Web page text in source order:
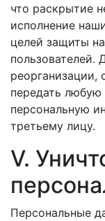
что раскрытие
исполнение
целей защиты
пользователей.
передать
персональную
третьему лицу.
V.
Персональные